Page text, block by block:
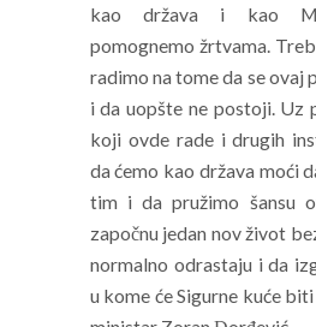
kao država i kao
pomognemo žrtvama.
radimo na tome da se ovaj
i da uopšte ne postoji. Uz
koji ovde rade i drugih
da ćemo kao država moći
tim i da pružimo šansu
započnu jedan nov život
normalno odrastaju i da
u kome će Sigurne kuće